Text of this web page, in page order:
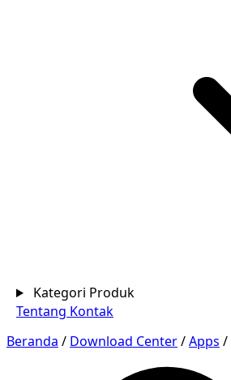
Kategori Produk
Tentang Kontak
Beranda / Download Center/Apps /